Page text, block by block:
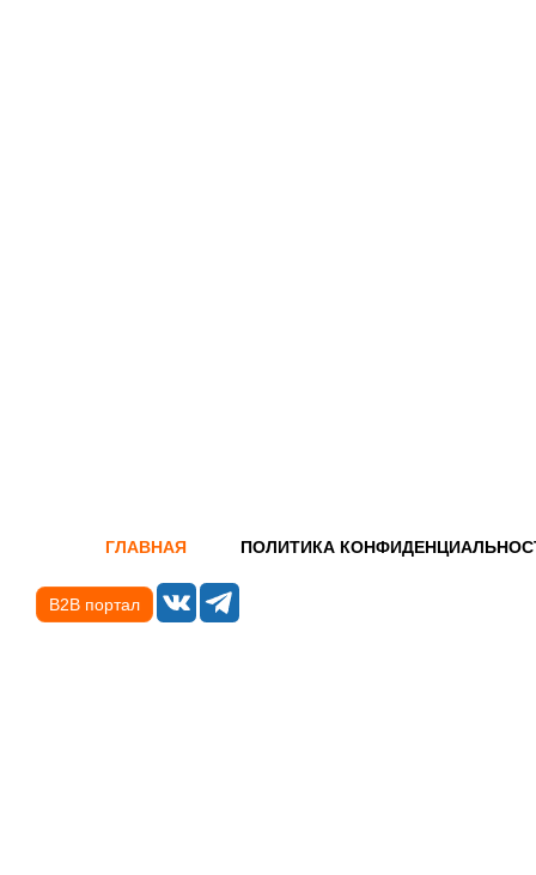
ГЛАВНАЯ ПОЛИТИКА
B2B портал